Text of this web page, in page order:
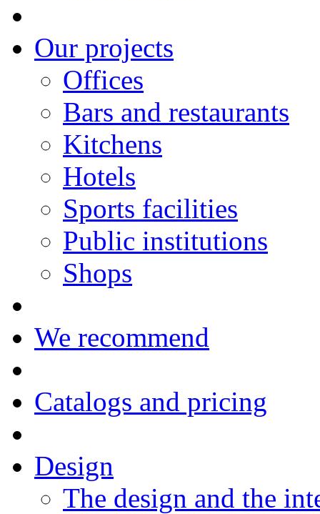
Our projects
Offices
Bars and restaurants
Kitchens
Hotels
Sports facilities
Public institutions
Shops
We recommend
Catalogs and pricing
Design
The design and the